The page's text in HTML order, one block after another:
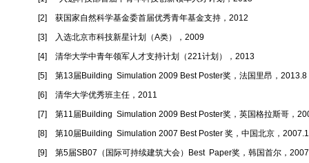
[2]
获国家自然科学基金委首届优秀青年基金支持， 2012
[3]
入选北京市科技新星计划（A类）， 2009
[4]
清华大学中青年领军人才支持计划（221计划）， 2013
[5]
第13届 Building Simulation 2009 Best Poster奖，法国里昂， 2013.8
[6]
清华大学优秀班主任， 2011
[7]
第11届 Building Simulation 2009 Best Poster奖，英国格拉斯哥，
[8]
第10届 Building Simulation 2007 Best Poster 奖，中国北京，
[9]
第5届SB07 （国际可持续建筑大会） Best Paper奖，韩国首尔，